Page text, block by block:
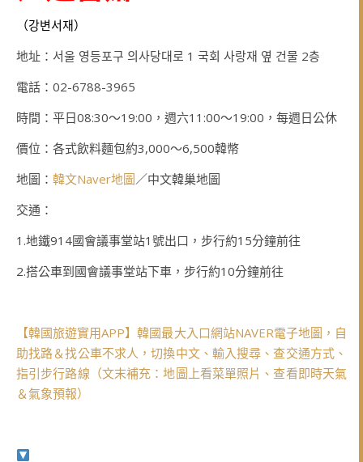
（강변서재）
地址：서울 영등포구 의사당대로 1 국회 사랑재 옆 건물 2층
電話：02-6788-3965
時間：平日08:30～19:00，週六11:00～19:00，每週日公休
價位：各式飲料麵包約3,000～6,500韓幣
地圖： 韓文Naver地圖／中文韓巢地圖
交通：
1.地鐵914國會議事堂站1號出口，步行約15分鐘前往
2.搭公車到國會議事堂站下車，步行約10分鐘前往
【韓國旅遊實用APP】韓國最大入口網站NAVER電子地圖，自
助找路＆找公車不求人，切換中文、輸入搜尋、查交通方式、
指引步行路線（文末補充：地圖上看菜單照片、查看即時天氣
＆氣象預報）